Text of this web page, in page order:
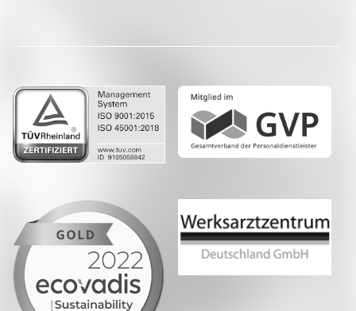
Whatsapp